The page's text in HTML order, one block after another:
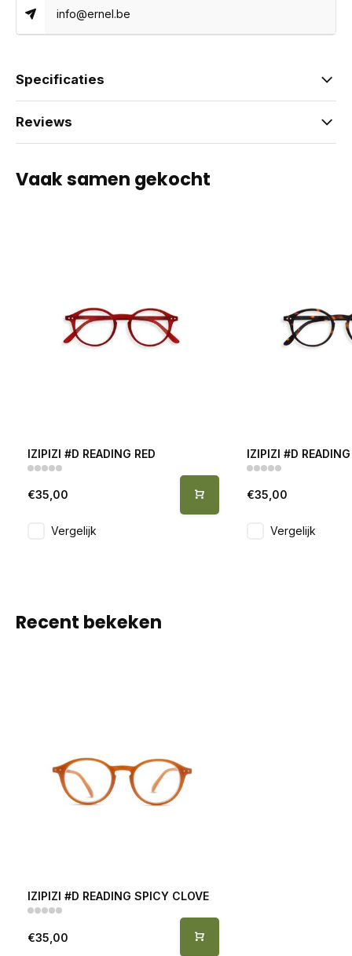
info@ernel.be
Specificaties
Reviews
Vaak samen gekocht
IZIPIZI #D READING RED
€35,00
Vergelijk
IZIPIZI #D
€35,00
Vergelijk
Recent bekeken
IZIPIZI #D READING SPICY CLOVE
€35,00